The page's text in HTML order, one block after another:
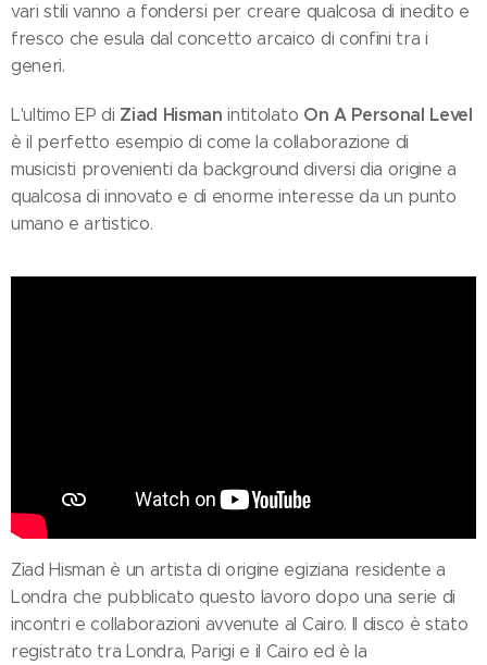
vari stili vanno a fondersi per creare qualcosa di inedito e
fresco che esula dal concetto arcaico di confini tra i
generi.
L'ultimo EP di Ziad Hisman intitolato On A Personal Level
è il perfetto esempio di come la collaborazione di
musicisti provenienti da background diversi dia origine a
qualcosa di innovato e di enorme interesse da un punto
umano e artistico.
Ziad Hisman è un artista di origine egiziana residente a
Londra che pubblicato questo lavoro dopo una serie di
incontri e collaborazioni avvenute al Cairo. Il disco è stato
registrato tra Londra, Parigi e il Cairo ed è la